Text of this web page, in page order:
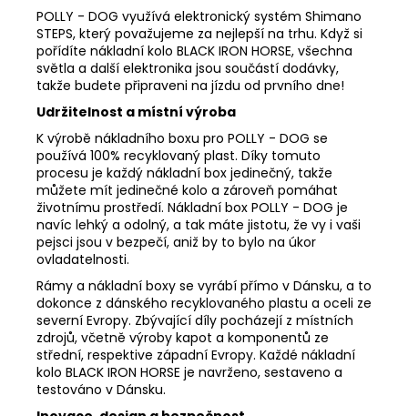
POLLY - DOG využívá elektronický systém Shimano
STEPS, který považujeme za nejlepší na trhu. Když si
pořídíte nákladní kolo BLACK IRON HORSE, všechna
světla a další elektronika jsou součástí dodávky,
takže budete připraveni na jízdu od prvního dne!
Udržitelnost a místní výroba
K výrobě nákladního boxu pro POLLY - DOG se
používá 100% recyklovaný plast. Díky tomuto
procesu je každý nákladní box jedinečný, takže
můžete mít jedinečné kolo a zároveň pomáhat
životnímu prostředí. Nákladní box POLLY - DOG je
navíc lehký a odolný, a tak máte jistotu, že vy i vaši
pejsci jsou v bezpečí, aniž by to bylo na úkor
ovladatelnosti.
Rámy a nákladní boxy se vyrábí přímo v Dánsku, a to
dokonce z dánského recyklovaného plastu a oceli ze
severní Evropy. Zbývající díly pocházejí z místních
zdrojů, včetně výroby kapot a komponentů ze
střední, respektive západní Evropy. Každé nákladní
kolo BLACK IRON HORSE je navrženo, sestaveno a
testováno v Dánsku.